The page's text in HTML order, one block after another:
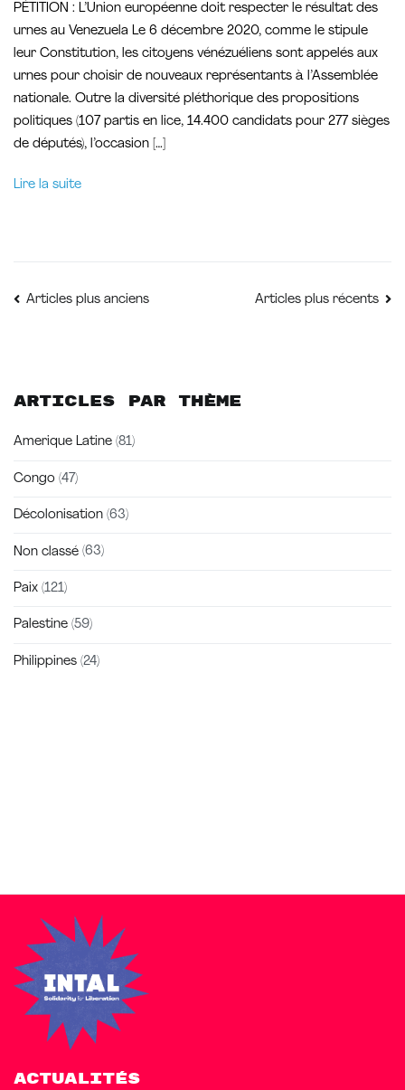
PÉTITION : L’Union européenne doit respecter le résultat des
urnes au Venezuela Le 6 décembre 2020, comme le stipule
leur Constitution, les citoyens vénézuéliens sont appelés aux
urnes pour choisir de nouveaux représentants à l’Assemblée
nationale. Outre la diversité pléthorique des propositions
politiques (107 partis en lice, 14.400 candidats pour 277 sièges
de députés), l’occasion […]
Lire la suite
Navigation
Articles plus anciens Articles plus récents
Articles par thème
Amerique Latine (81)
Congo (47)
Décolonisation (63)
Non classé (63)
Paix (121)
Palestine (59)
Philippines (24)
ACTUALITÉS